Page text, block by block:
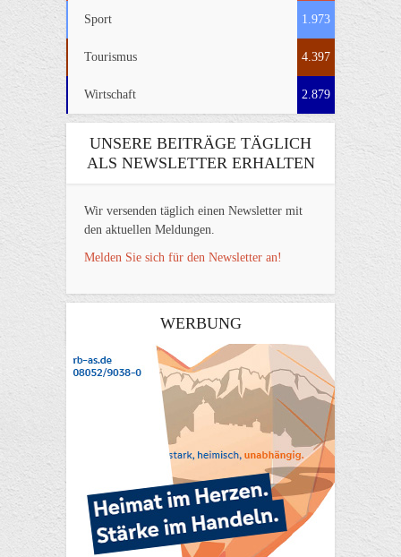
Sport 1.973
Tourismus 4.397
Wirtschaft 2.879
UNSERE BEITRÄGE TÄGLICH
ALS NEWSLETTER ERHALTEN
Wir versenden täglich einen Newsletter mit
den aktuellen Meldungen.
Melden Sie sich für den Newsletter an!
WERBUNG